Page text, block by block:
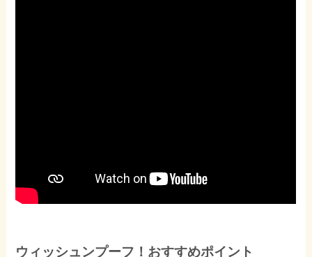
ウィッシュンプーフ！おすすめポイント